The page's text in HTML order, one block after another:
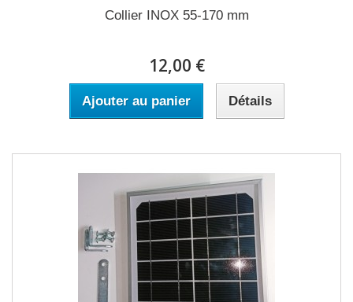
Collier INOX 55-170 mm
12,00 €
Ajouter au panier Détails